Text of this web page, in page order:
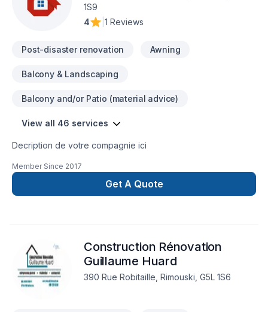
1S9
4
1 Reviews
Post-disaster renovation Awning
Balcony & Landscaping
Balcony and/or Patio (material advice)
View all 46 services
Decription de votre compagnie ici
Member Since 2017
Get A Quote
Construction Rénovation
Guillaume Huard
390 Rue Robitaille, Rimouski, G5L 1S6